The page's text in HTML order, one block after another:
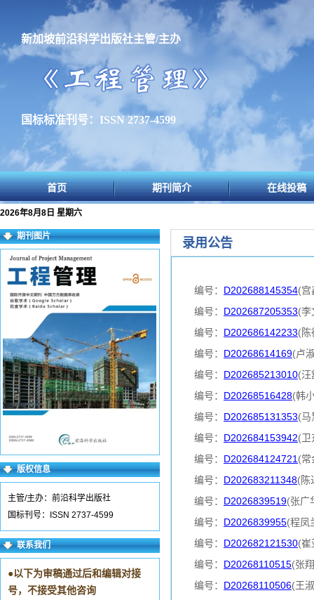
新加坡前沿科学出版社主管/主办
国标标准刊号：ISSN 2737-4599
首页 期刊简介 在线投稿
2026年8月8日 星期六
期刊图片
版权信息
主管/主办：前沿科学出版社
国标刊号：ISSN 2737-4599
联系我们
●以下为审稿通过后和编辑对接
号，不接受其他咨询
录用公告
编号： D202688145354(
编号： D202687205353(
编号： D202686142233(
编号： D20268614169(卢
编号： D202685213010(
编号： D20268516428(韩
编号： D202685131353(
编号： D202684153942(
编号： D202684124721 (
编号： D202683211348(陈
编号： D2026839519(张广
编号： D2026839955(程凤
编号： D202682121530(
编号： D20268110515(张
编号： D20268110506(王